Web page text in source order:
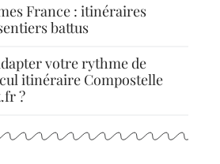
France : itinéraires
battus
votre rythme de
itinéraire Compostelle
?